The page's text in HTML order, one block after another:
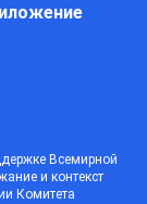
Всемирной
и контекст
Комитета